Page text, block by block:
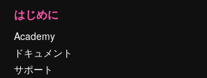
はじめに
Academy
ドキュメント
サポート